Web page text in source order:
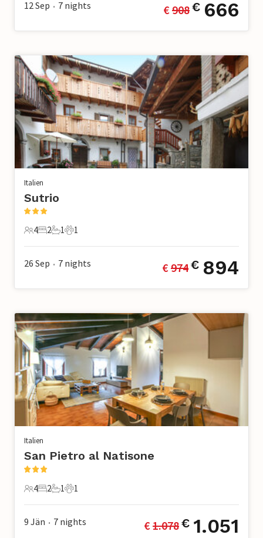
12 Sep • 7 nights € 908€ 666
Italien
Sutrio
4 Gäste
4
2 Schlafzimmer
2
1 Badezimmer
1
1 Haustier
1
26 Sep • 7 nights € 974€ 894
Italien
San Pietro al Natisone
4 Gäste
4
2 Schlafzimmer
2
1 Badezimmer
1
1 Haustier
1
9 Jän • 7 nights € 1.078€ 1.051